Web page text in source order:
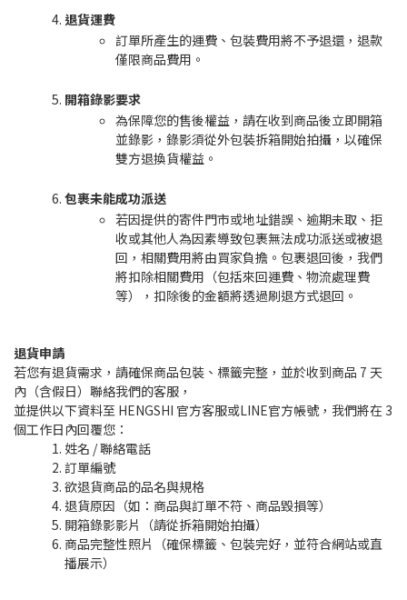
退貨運費
訂單所產生的運費、包裝費用將不予退還，退款
僅限商品費用。
開箱錄影要求
為保障您的售後權益，請在收到商品後立即開箱
並錄影，錄影須從外包裝拆箱開始拍攝，以確保
雙方退換貨權益。
包裹未能成功派送
若因提供的寄件門市或地址錯誤、逾期未取、拒
收或其他人為因素導致包裹無法成功派送或被退
回，相關費用將由買家負擔。包裹退回後，我們
將扣除相關費用（包括來回運費、物流處理費
等），扣除後的金額將透過刷退方式退回。
退貨申請
若您有退貨需求，請確保商品包裝、標籤完整，並於收到商品 7 天
內（含假日）聯絡我們的客服，
並提供以下資料至 HENGSHI 官方客服或LINE官方帳號，我們將在 3
個工作日內回覆您：
姓名 / 聯絡電話
訂單編號
欲退貨商品的品名與規格
退貨原因（如：商品與訂單不符、商品毀損等）
開箱錄影影片（請從拆箱開始拍攝）
商品完整性照片（確保標籤、包裝完好，並符合網站或直
播展示）